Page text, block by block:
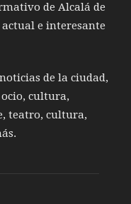
de Alcalá de
e interesante
de la ciudad,
cultura,
teatro, cultura,